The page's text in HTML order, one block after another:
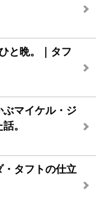
と晩。｜タフ
マイケル・ジ
。
・タフトの仕立